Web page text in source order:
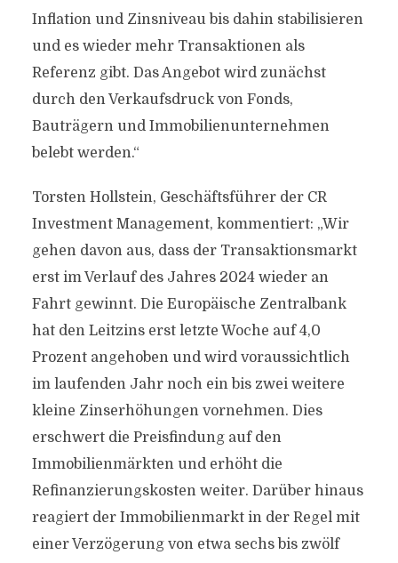
Inflation und Zinsniveau bis dahin stabilisieren
und es wieder mehr Transaktionen als
Referenz gibt. Das Angebot wird zunächst
durch den Verkaufsdruck von Fonds,
Bauträgern und Immobilienunternehmen
belebt werden.“
Torsten Hollstein, Geschäftsführer der CR
Investment Management, kommentiert: „Wir
gehen davon aus, dass der Transaktionsmarkt
erst im Verlauf des Jahres 2024 wieder an
Fahrt gewinnt. Die Europäische Zentralbank
hat den Leitzins erst letzte Woche auf 4,0
Prozent angehoben und wird voraussichtlich
im laufenden Jahr noch ein bis zwei weitere
kleine Zinserhöhungen vornehmen. Dies
erschwert die Preisfindung auf den
Immobilienmärkten und erhöht die
Refinanzierungskosten weiter. Darüber hinaus
reagiert der Immobilienmarkt in der Regel mit
einer Verzögerung von etwa sechs bis zwölf